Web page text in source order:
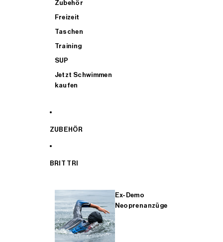
Zubehör
Freizeit
Taschen
Training
SUP
Jetzt Schwimmen
kaufen
ZUBEHÖR
BRIT TRI
Ex-Demo
Neoprenanzüge